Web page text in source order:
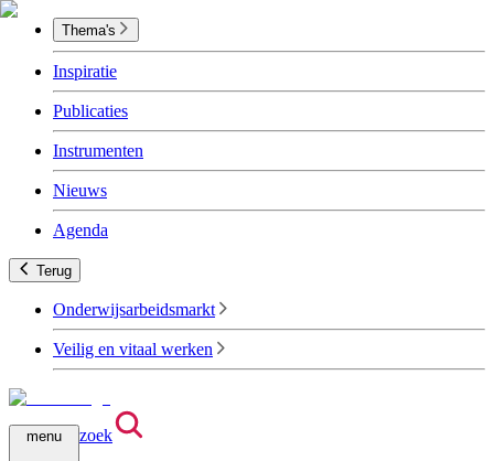
Thema's
Inspiratie
Publicaties
Instrumenten
Nieuws
Agenda
Terug
Onderwijsarbeidsmarkt
Veilig en vitaal werken
menu zoek